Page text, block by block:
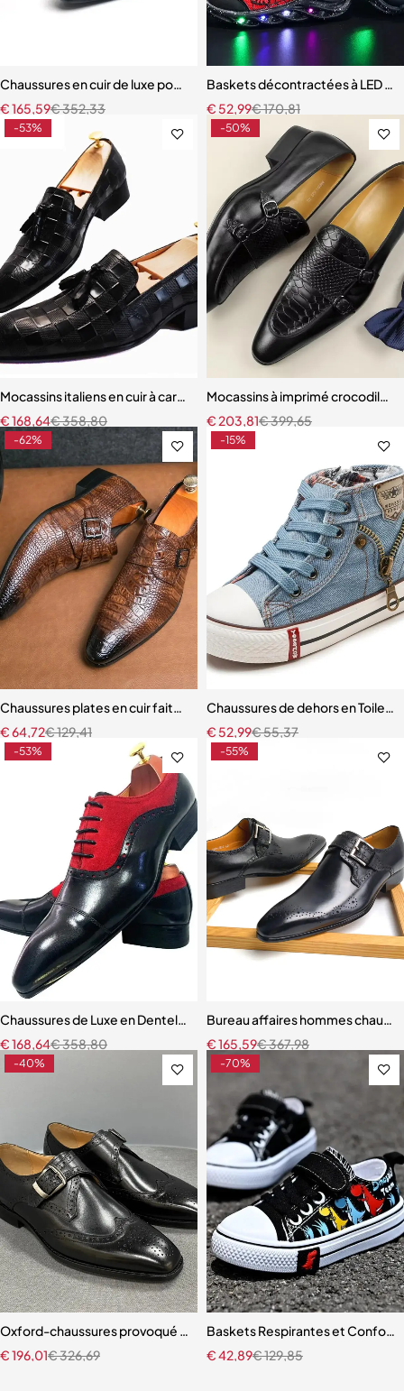
Chaussures en cuir de luxe pour hommes, bonne qualité, affaires,
€352,33
€165,59
Baskets décontractées à LED
€170,81
€ 52,99
-53%
Mocassins italiens en cuir à carreaux pour hommes
€358,80
€168,64
-50%
Mocassins à imprimé crocodile
€399,65
€203,81
-62%
Chaussures plates en cuir faites à la main pour hommes
€129,41
€64,72
-15%
Chaussures de dehors en Toile
€55,37
€ 52,99
-53%
Chaussures de Luxe en Dentelle pour Homme
€358,80
€168,64
-55%
Bureau affaires hommes
€367,98
€165,59
-40%
Oxford-chaussures provoqué en cuir véritable pour hommes,
€326,69
€196,01
-70%
Baskets Respirantes et
€129,85
€42,89